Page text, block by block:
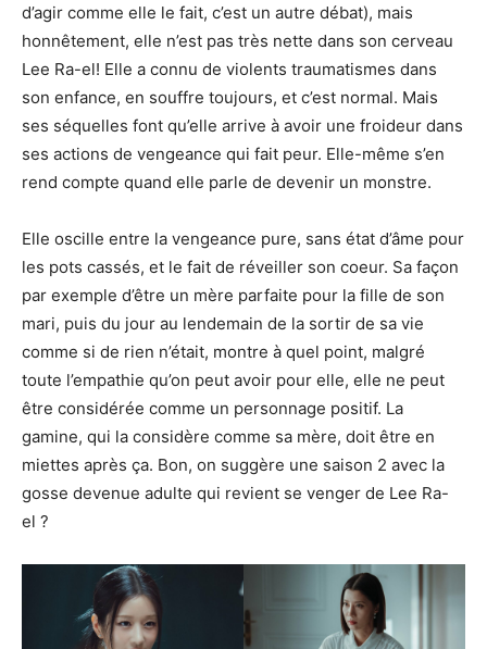
d’agir comme elle le fait, c’est un autre débat), mais
honnêtement, elle n’est pas très nette dans son cerveau
Lee Ra-el! Elle a connu de violents traumatismes dans
son enfance, en souffre toujours, et c’est normal. Mais
ses séquelles font qu’elle arrive à avoir une froideur dans
ses actions de vengeance qui fait peur. Elle-même s’en
rend compte quand elle parle de devenir un monstre.
Elle oscille entre la vengeance pure, sans état d’âme pour
les pots cassés, et le fait de réveiller son coeur. Sa façon
par exemple d’être un mère parfaite pour la fille de son
mari, puis du jour au lendemain de la sortir de sa vie
comme si de rien n’était, montre à quel point, malgré
toute l’empathie qu’on peut avoir pour elle, elle ne peut
être considérée comme un personnage positif. La
gamine, qui la considère comme sa mère, doit être en
miettes après ça. Bon, on suggère une saison 2 avec la
gosse devenue adulte qui revient se venger de Lee Ra-
el ?